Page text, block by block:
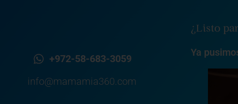
+972-58-683-3059
info@mamamia360.com
¿Listo
Ya